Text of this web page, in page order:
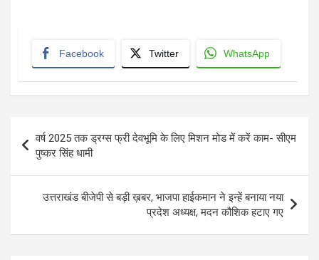
Facebook Twitter WhatsApp
Post
navigation
वर्ष 2025 तक ड्रग्स फ्री देवभूमि के लिए मिशन मोड में करें काम- सीएम
पुष्कर सिंह धामी
उत्तराखंड बीजेपी से बड़ी ख़बर, भाजपा हाईकमान ने इन्हें बनाया नया
प्रदेश अध्यक्ष, मदन कौशिक हटाए गए